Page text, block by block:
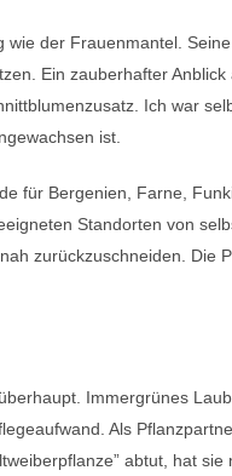
der Frauenmantel.
Ein zauberhafter
Ich war
ist.
für Bergenien, Farne,
Standorten von
zurückzuschneiden. Die
Immergrünes
Als
abtut, hat